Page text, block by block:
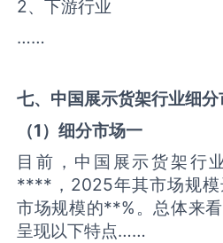
2、下游行业
……
七、中国展示货架行业细
（1）细分市场一
目前，中国展示货架行
****，2025年其市场规
市场规模的**%。总体来
呈现以下特点……